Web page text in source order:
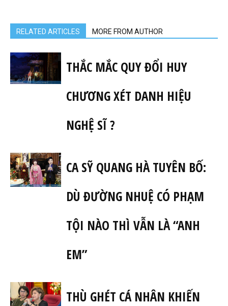
RELATED ARTICLES MORE FROM AUTHOR
THẮC MẮC QUY ĐỔI HUY
CHƯƠNG XÉT DANH HIỆU
NGHỆ SĨ ?
CA SỸ QUANG HÀ TUYÊN BỐ:
DÙ ĐƯỜNG NHUỆ CÓ PHẠM
TỘI NÀO THÌ VẪN LÀ “ANH
EM”
THÙ GHÉT CÁ NHÂN KHIẾN